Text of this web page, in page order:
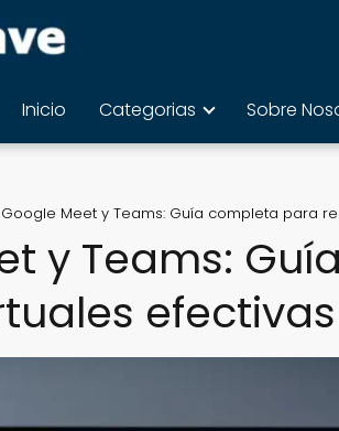
Inicio Categorias Sobre
Google Meet y Teams: Guía completa para
y Teams:
efectivas